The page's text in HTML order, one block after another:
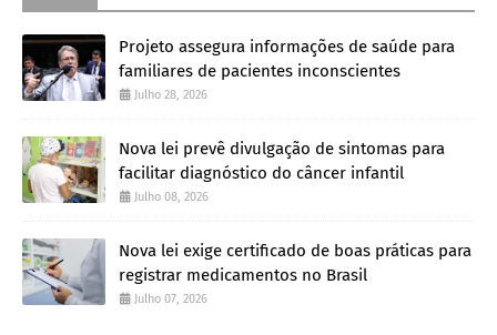
Projeto assegura informações de saúde para
familiares de pacientes inconscientes
Julho 28, 2026
Nova lei prevê divulgação de sintomas para
facilitar diagnóstico do câncer infantil
Julho 08, 2026
Nova lei exige certificado de boas práticas para
registrar medicamentos no Brasil
Julho 07, 2026